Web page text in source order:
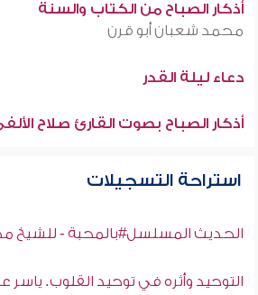
أذكار الصباح من الكتاب والسنة
محمد شعبان أبو قرن
دعاء ليلة القدر
أذكار الصباح بصوت القارئ صلاح
استراحة التسجيلات
الحديث المسلسل#بالمحبة - للشيخ
التوحيد وأثره في توحيد القلوب. ياسر